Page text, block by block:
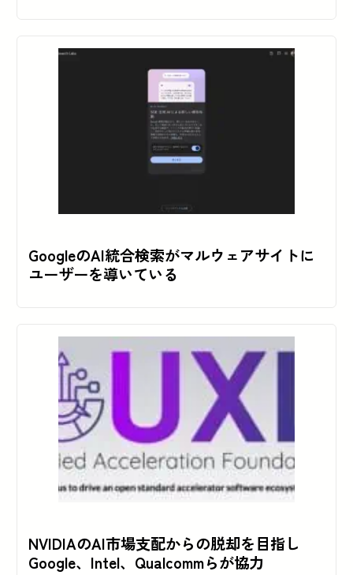
GoogleのAI統合検索がマルウェアサイトに
ユーザーを導いている
NVIDIAのAI市場支配からの脱却を目指し
Google、Intel、Qualcommらが協力